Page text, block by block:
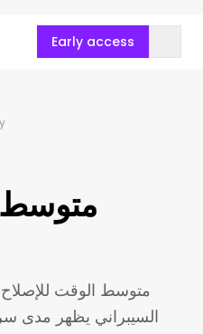
Early access
متوسط
متوسط الوقت
السيبراني يظهر مدى